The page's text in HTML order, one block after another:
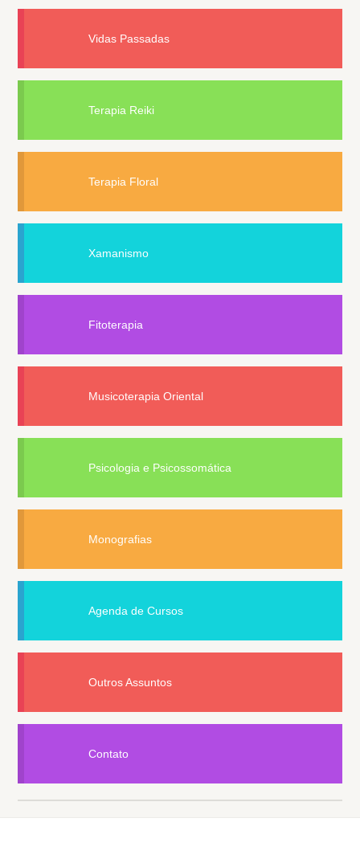
Vidas Passadas
Terapia Reiki
Terapia Floral
Xamanismo
Fitoterapia
Musicoterapia Oriental
Psicologia e Psicossomática
Monografias
Agenda de Cursos
Outros Assuntos
Contato